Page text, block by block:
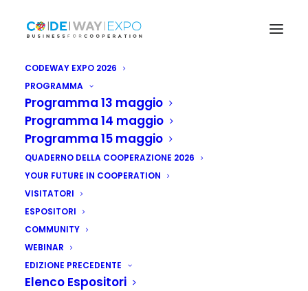
CODEWAY EXPO 2026
PROGRAMMA
Programma 13 maggio
Programma 14 maggio
Programma 15 maggio
QUADERNO DELLA COOPERAZIONE 2026
YOUR FUTURE IN COOPERATION
VISITATORI
ESPOSITORI
COMMUNITY
WEBINAR
EDIZIONE PRECEDENTE
Elenco Espositori